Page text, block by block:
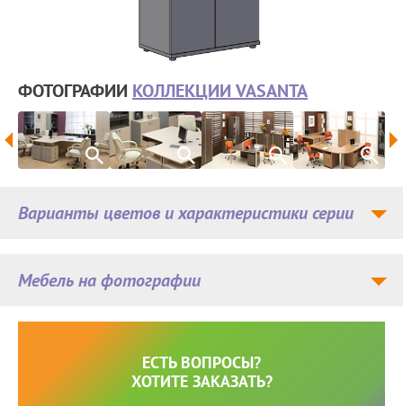
ФОТОГРАФИИ КОЛЛЕКЦИИ VASANTA
Мебель на фотографии
Варианты цветов и характеристики серии
ЕСТЬ ВОПРОСЫ?
ХОТИТЕ ЗАКАЗАТЬ?